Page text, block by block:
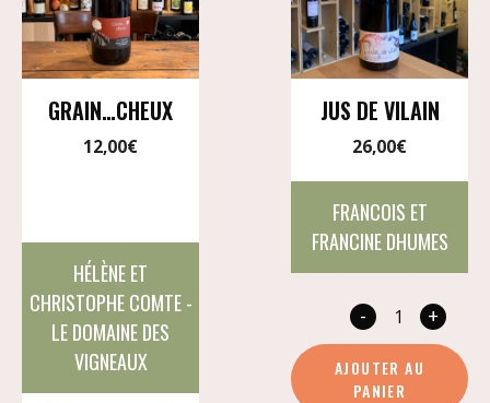
GRAIN…CHEUX
12,00€
HÉLÈNE ET
CHRISTOPHE COMTE -
LE DOMAINE DES
VIGNEAUX
JUS DE VILAIN
26,00€
FRANCOIS ET
FRANCINE DHUMES
-
de
Jus
+
AJOUTER AU
PANIER